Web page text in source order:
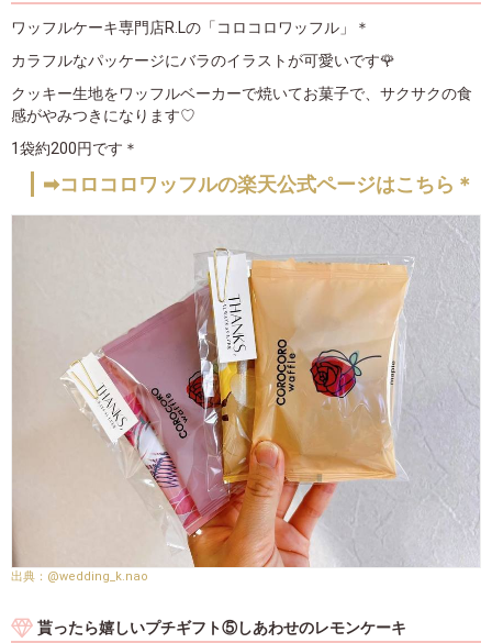
ワッフルケーキ専門店R.Lの「コロコロワッフル」＊
カラフルなパッケージにバラのイラストが可愛いです🌹
クッキー生地をワッフルベーカーで焼いてお菓子で、サクサクの食
感がやみつきになります♡
1袋約200円です＊
➡コロコロワッフルの楽天公式ページはこちら＊
@wedding_k.nao
貰ったら嬉しいプチギフト⑤しあわせのレモンケーキ